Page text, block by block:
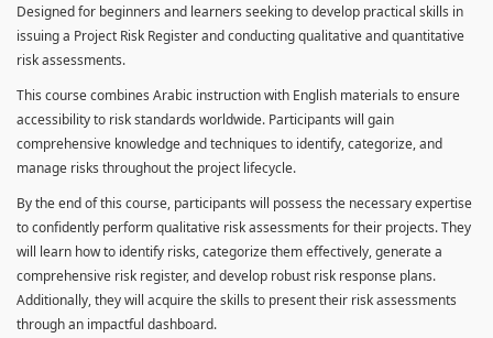
Designed for beginners and learners seeking to develop practical skills in
issuing a Project Risk Register and conducting qualitative and quantitative
risk assessments.
This course combines Arabic instruction with English materials to ensure
accessibility to risk standards worldwide. Participants will gain
comprehensive knowledge and techniques to identify, categorize, and
manage risks throughout the project lifecycle.
By the end of this course, participants will possess the necessary expertise
to confidently perform qualitative risk assessments for their projects. They
will learn how to identify risks, categorize them effectively, generate a
comprehensive risk register, and develop robust risk response plans.
Additionally, they will acquire the skills to present their risk assessments
through an impactful dashboard.